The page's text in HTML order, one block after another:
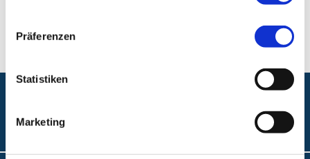
Präferenzen
Statistiken
Marketing